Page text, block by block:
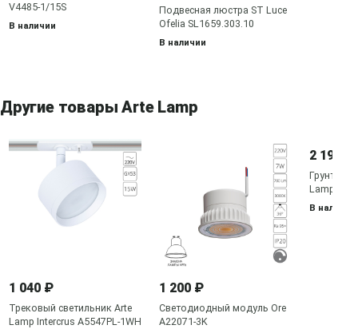
V4485-1/15S
В наличии
Подвесная люстра ST Luce
Ofelia SL1659.303.10
В наличии
Другие товары Arte Lamp
1 040 ₽
Трековый светильник Arte
Lamp Intercrus A5547PL-1WH
1 200 ₽
Светодиодный модуль Ore
A22071-3K
2 190 ₽
Lamp
В наличии